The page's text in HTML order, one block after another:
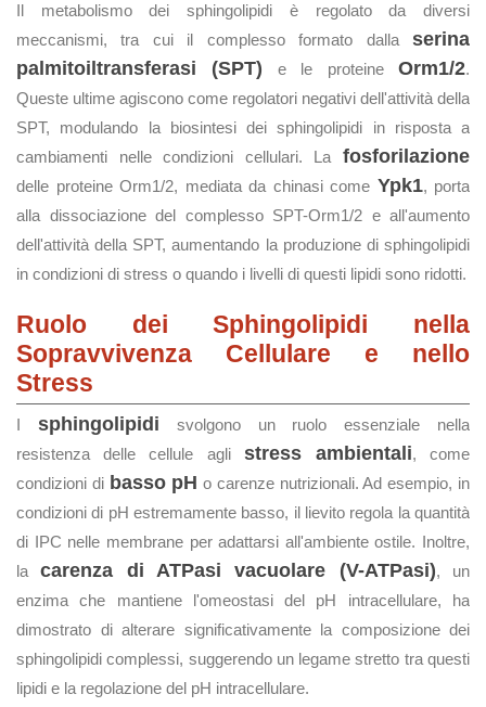
Il metabolismo dei sphingolipidi è regolato da diversi
meccanismi, tra cui il complesso formato dalla serina
palmitoiltransferasi (SPT) e le proteineOrm1/2.
Queste ultime agiscono come regolatori negativi dell'attività della
SPT, modulando la biosintesi dei sphingolipidi in risposta a
cambiamenti nelle condizioni cellulari. La fosforilazione
delle proteine Orm1/2, mediata da chinasi come Ypk1, porta
alla dissociazione del complesso SPT-Orm1/2 e all'aumento
dell'attività della SPT, aumentando la produzione di sphingolipidi
in condizioni di stress o quando i livelli di questi lipidi sono ridotti.
Ruolo dei Sphingolipidi nella
Sopravvivenza Cellulare e nello
Stress
I sphingolipidi svolgono un ruolo essenziale nella
resistenza delle cellule agli stress ambientali, come
condizioni di basso pH o carenze nutrizionali. Ad esempio, in
condizioni di pH estremamente basso, il lievito regola la quantità
di IPC nelle membrane per adattarsi all'ambiente ostile. Inoltre,
lacarenza di ATPasi vacuolare (V-ATPasi), un
enzima che mantiene l'omeostasi del pH intracellulare, ha
dimostrato di alterare significativamente la composizione dei
sphingolipidi complessi, suggerendo un legame stretto tra questi
lipidi e la regolazione del pH intracellulare.